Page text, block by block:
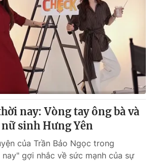
nay: Vòng tay ông bà và
sinh Hưng Yên
của Trần Bảo Ngọc trong
gợi nhắc về sức mạnh của sự